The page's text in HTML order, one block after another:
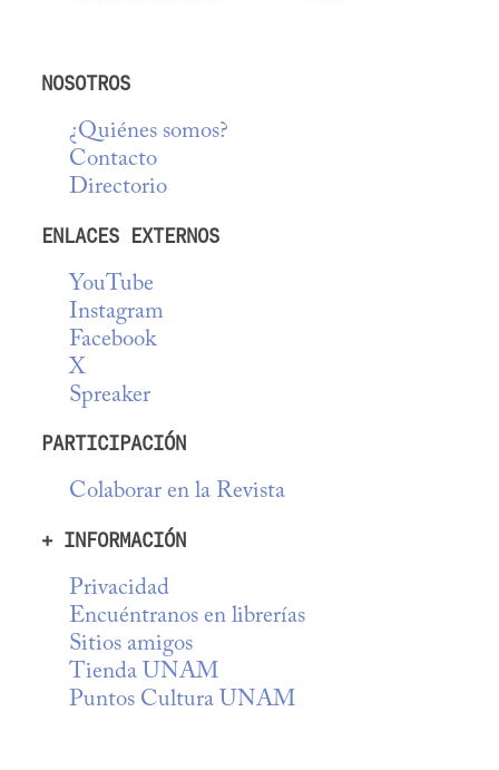
NOSOTROS
¿Quiénes somos?
Contacto
Directorio
ENLACES EXTERNOS
YouTube
Instagram
Facebook
X
Spreaker
PARTICIPACIÓN
Colaborar en la Revista
+ INFORMACIÓN
Privacidad
Encuéntranos en librerías
Sitios amigos
Tienda UNAM
Puntos Cultura UNAM